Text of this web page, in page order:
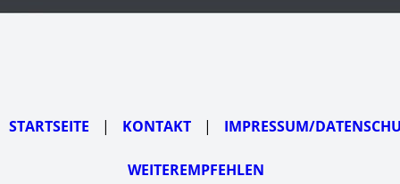
STARTSEITE | KONTAKT | IMPRESSUM/
WEITEREMPFEHLEN